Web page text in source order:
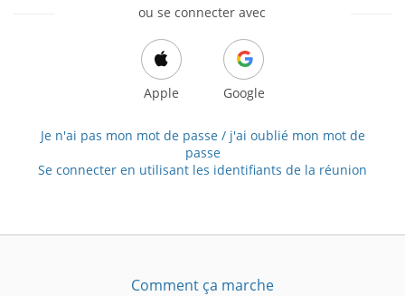
ou se connecter avec
Apple Google
Je n'ai pas mon mot de passe / j'ai oublié mon mot de
passe
Se connecter en utilisant les identifiants de la réunion
Comment ça marche